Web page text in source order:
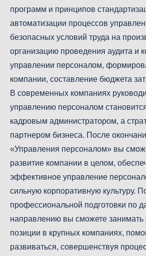
программ и принципов
автоматизации процессов
безопасных условий труда на
организацию проведения аудита и
управлении персоналом,
компании, составление бюджета
В современных компаниях
управлению персоналом
кадровым администратором, а
партнером бизнеса. После
«Управления персоналом» вы
развитие компании в целом,
эффективное управление
сильную корпоративную культуру.
профессиональной подготовки по
направлению вы сможете
позиции в крупных компаниях,
развиваться, совершенствуя